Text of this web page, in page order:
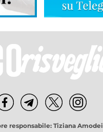
responsabile: Tiziana Amodei